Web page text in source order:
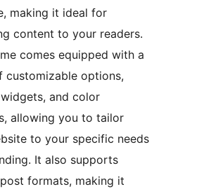
making it ideal for
content to your readers.
comes equipped with a
customizable options,
and color
allowing you to tailor
to your specific needs
It also supports
formats, making it